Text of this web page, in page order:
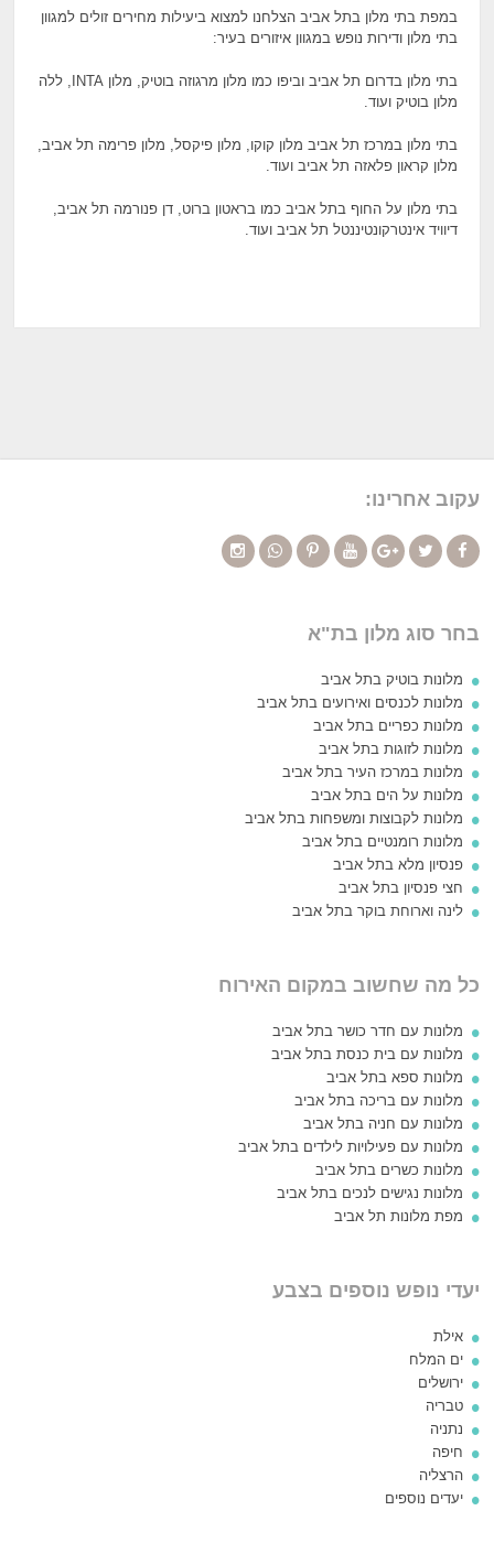
במפת בתי מלון בתל אביב הצלחנו למצוא ביעילות מחירים זולים למגוון
בתי מלון ודירות נופש במגוון איזורים בעיר:
בתי מלון בדרום תל אביב וביפו כמו מלון מרגוזה בוטיק, מלון INTA, ללה
מלון בוטיק ועוד.
בתי מלון במרכז תל אביב מלון קוקו, מלון פיקסל, מלון פרימה תל אביב,
מלון קראון פלאזה תל אביב ועוד.
בתי מלון על החוף בתל אביב כמו בראטון ברוט, דן פנורמה תל אביב,
דיוויד אינטרקונטיננטל תל אביב ועוד.
עקוב אחרינו:
בחר סוג מלון בת"א
מלונות בוטיק בתל אביב
מלונות לכנסים ואירועים בתל אביב
מלונות כפריים בתל אביב
מלונות לזוגות בתל אביב
מלונות במרכז העיר בתל אביב
מלונות על הים בתל אביב
מלונות לקבוצות ומשפחות בתל אביב
מלונות רומנטיים בתל אביב
פנסיון מלא בתל אביב
חצי פנסיון בתל אביב
לינה וארוחת בוקר בתל אביב
כל מה שחשוב במקום האירוח
מלונות עם חדר כושר בתל אביב
מלונות עם בית כנסת בתל אביב
מלונות ספא בתל אביב
מלונות עם בריכה בתל אביב
מלונות עם חניה בתל אביב
מלונות עם פעילויות לילדים בתל אביב
מלונות כשרים בתל אביב
מלונות נגישים לנכים בתל אביב
מפת מלונות תל אביב
יעדי נופש נוספים בצבע
אילת
ים המלח
ירושלים
טבריה
נתניה
חיפה
הרצליה
יעדים נוספים